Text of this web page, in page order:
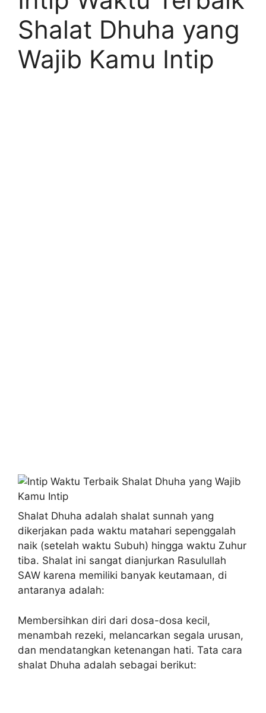
Shalat Dhuha yang
Wajib Kamu Intip
Shalat Dhuha adalah shalat sunnah yang
dikerjakan pada waktu matahari sepenggalah
naik (setelah waktu Subuh) hingga waktu Zuhur
tiba. Shalat ini sangat dianjurkan Rasulullah
SAW karena memiliki banyak keutamaan, di
antaranya adalah:
Membersihkan diri dari dosa-dosa kecil,
menambah rezeki, melancarkan segala urusan,
dan mendatangkan ketenangan hati. Tata cara
shalat Dhuha adalah sebagai berikut: